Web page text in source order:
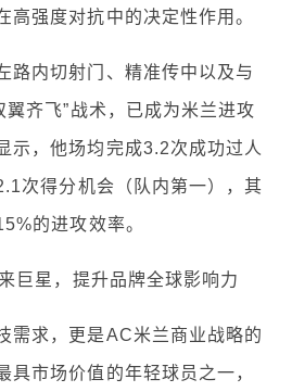
高强度对抗中的决定性作用。
路内切射门、精准传中以及与
翼齐飞”战术，已成为米兰进攻
示，他场均完成3.2次成功过人
次得分机会（队内第一），其
的进攻效率。
巨星，提升品牌全球影响力
需求，更是AC米兰商业战略的
具市场价值的年轻球员之一，